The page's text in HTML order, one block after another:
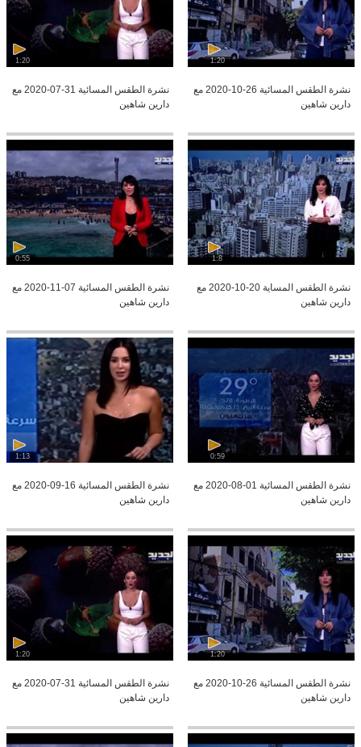
1:20
نشرة الطقس المسائية 26-10-2020 مع
دارين شاهين
1:20
نشرة الطقس المسائية 31-07-2020 مع
دارين شاهين
1:8
نشرة الطقس المساية 20-10-2020 مع
دارين شاهين
0:55
نشرة الطقس المسائية 07-11-2020 مع
دارين شاهين
0:59
نشرة الطقس المسائية 01-08-2020 مع
دارين شاهين
1:13
نشرة الطقس المسائية 16-09-2020 مع
دارين شاهين
1:20
نشرة الطقس المسائية 26-10-2020 مع
دارين شاهين
1:20
نشرة الطقس المسائية 31-07-2020 مع
دارين شاهين